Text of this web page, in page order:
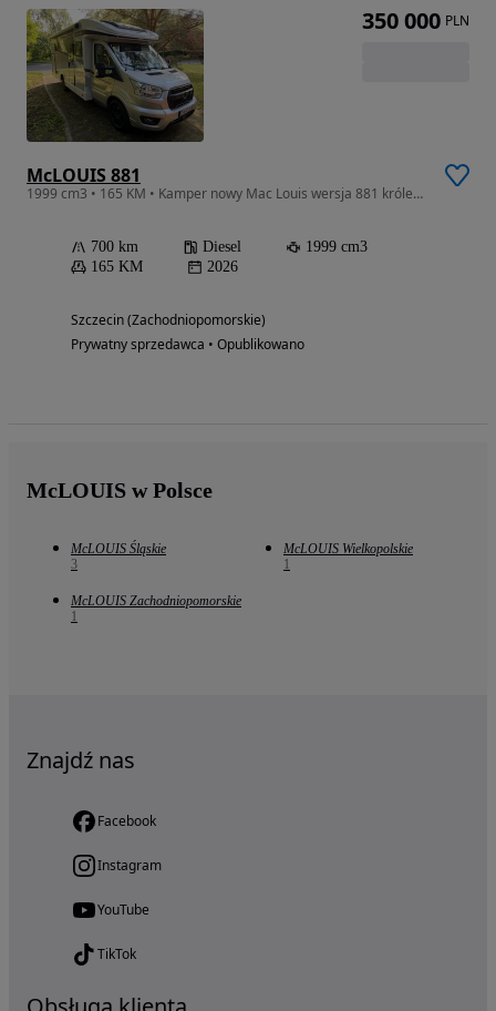
McLOUIS 881
1999 cm3 • 165 KM • Kamper nowy Mac Louis wersja 881 królewskie łóżko
700 km Diesel
1999 cm3
165 KM
2026
Szczecin (Zachodniopomorskie)
Prywatny sprzedawca • Opublikowano
350 000 PLN
McLOUIS w Polsce
McLOUIS Śląskie
3
McLOUIS Wielkopolskie
1
McLOUIS Zachodniopomorskie
1
Znajdź nas
Facebook
Instagram
YouTube
TikTok